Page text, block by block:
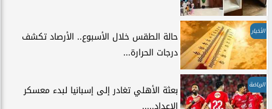
الأخبار
حالة الطقس خلال الأسبوع.. الأرصاد تكشف
درجات الحرارة...
الرياضة
بعثة الأهلي تغادر إلى إسبانيا لبدء معسكر